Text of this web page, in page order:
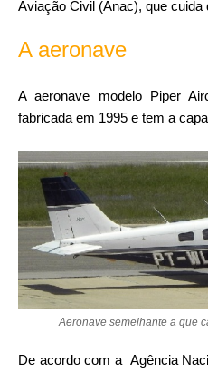
Aviação Civil (Anac), que cuida
A aeronave
A aeronave modelo Piper
fabricada em 1995 e tem a
Aeronave semelhante a que
De acordo com a Agência